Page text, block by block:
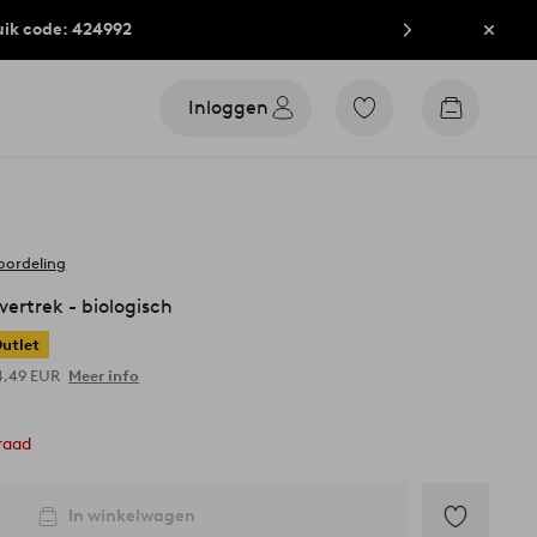
code: 424992
Inloggen
Ga
Go
- biologisch
EUR Meer info
In winkelwagen